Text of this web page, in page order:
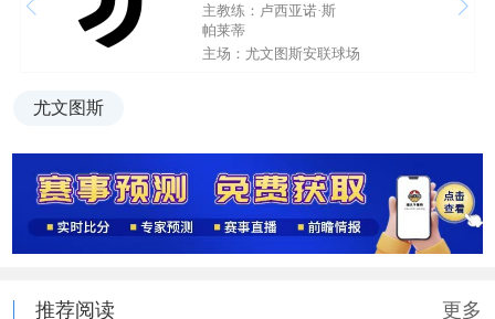
主教练：卢西亚诺·斯
帕莱蒂
主场：尤文图斯安联球场
尤文图斯
推荐阅读 更多